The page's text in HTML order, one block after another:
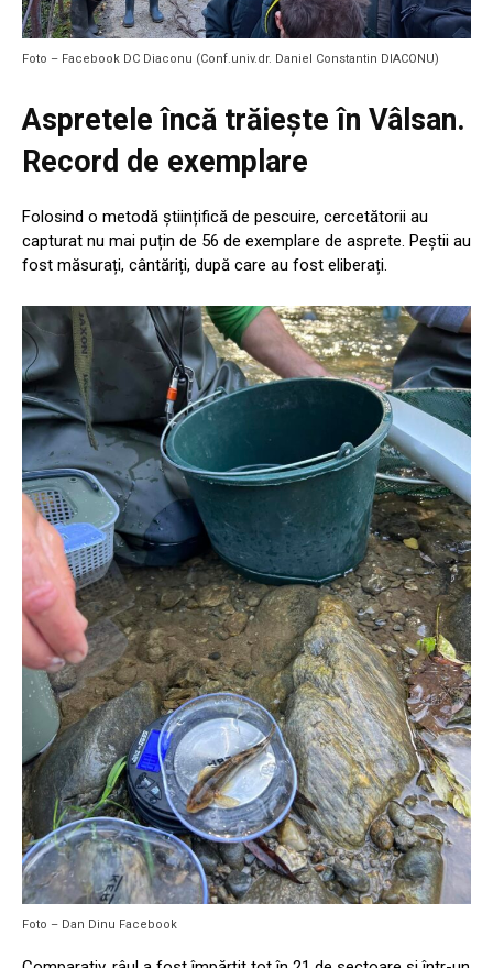
Foto – Facebook DC Diaconu (Conf.univ.dr. Daniel Constantin DIACONU)
Aspretele încă trăiește în Vâlsan.
Record de exemplare
Folosind o metodă științifică de pescuire, cercetătorii au
capturat nu mai puțin de 56 de exemplare de asprete. Peștii au
fost măsurați, cântăriți, după care au fost eliberați.
Foto – Dan Dinu Facebook